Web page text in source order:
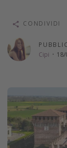
Altri argomenti
Travel magazine
Calendario di
Cipi ·
CONDIVIDI